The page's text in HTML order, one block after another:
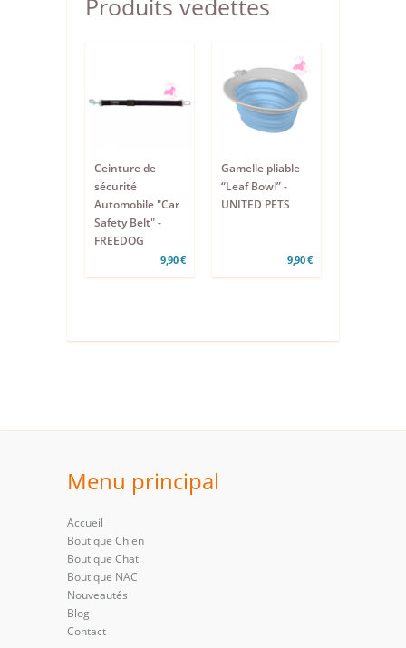
Produits vedettes
Ceinture de
sécurité
Automobile "Car
Safety Belt" -
FREEDOG
9,90 €
Gamelle pliable
“Leaf Bowl” -
UNITED PETS
9,90 €
Menu principal
Accueil
Boutique Chien
Boutique Chat
Boutique NAC
Nouveautés
Blog
Contact